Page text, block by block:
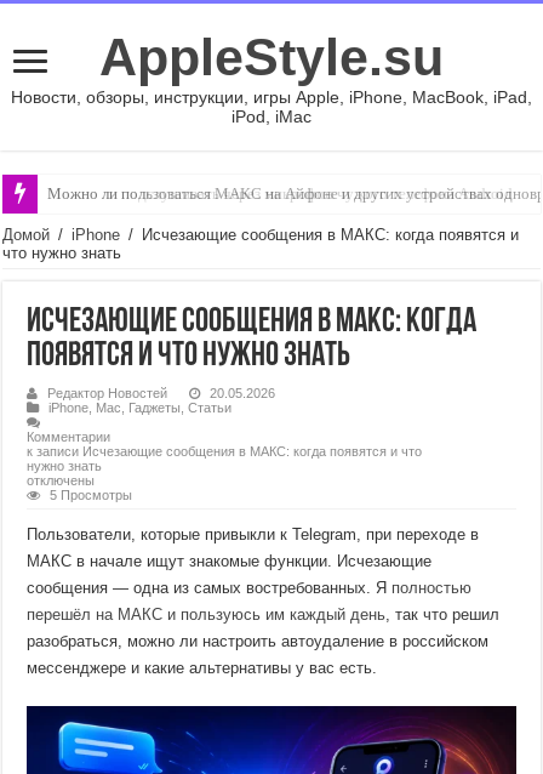
AppleStyle.su
Новости, обзоры, инструкции, игры Apple, iPhone, MacBook, iPad,
iPod, iMac
Можно ли подслушивать через микрофон чужого телефона Android
Домой / iPhone / Исчезающие сообщения в МАКС: когда появятся и
что нужно знать
Исчезающие сообщения в МАКС: когда
появятся и что нужно знать
Редактор Новостей
20.05.2026
iPhone Mac Гаджеты ,Статьи
Комментарии
к записи Исчезающие сообщения в МАКС: когда появятся и что
нужно знать
отключены
5 Просмотры
Пользователи, которые привыкли к Telegram, при переходе в
МАКС в начале ищут знакомые функции. Исчезающие
сообщения — одна из самых востребованных. Я полностью
перешёл на МАКС и пользуюсь им каждый день, так что решил
разобраться, можно ли настроить автоудаление в российском
мессенджере и какие альтернативы у вас есть.